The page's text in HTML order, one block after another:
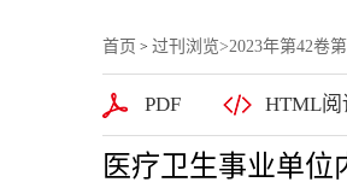
首页 > 过刊浏览>2023年第42卷
PDF HTML阅
医疗卫生事业单位